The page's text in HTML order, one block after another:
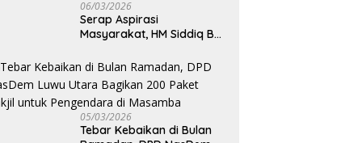
06/03/2026
Serap Aspirasi
Masyarakat, HM Siddiq BM
Komitmennya di Luwu
Timur
05/03/2026
Tebar Kebaikan di Bulan